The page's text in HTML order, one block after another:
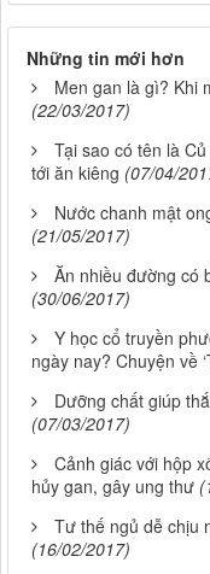
Những tin mới hơn
Men gan là gì? Khi
(22/03/2017)
Tại sao có tên là
tới ăn kiêng (07/04/
Nước chanh mật
(21/05/2017)
Ăn nhiều đường có
(30/06/2017)
Y học cổ truyền
ngày nay? Chuyện về
Dưỡng chất giúp
(07/03/2017)
Cảnh giác với hộp
hủy gan, gây ung thư
Tư thế ngủ dễ chịu
(16/02/2017)